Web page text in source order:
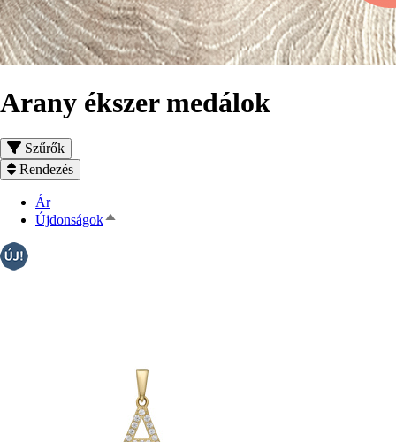
Arany ékszer medálok
Szűrők
Rendezés
Ár
ÚjdonságokCsökkenő